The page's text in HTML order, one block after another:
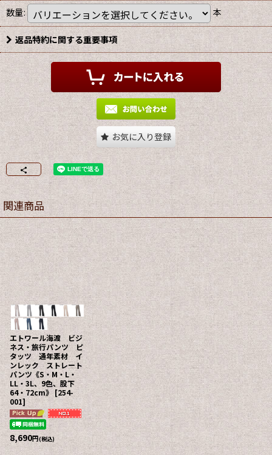
数量: 本
返品特約に関する重要事項
お気に入り登録
関連商品
エトワール海渡 ビジ
ネス・旅行パンツ ピ
タッツ 通年素材 イ
ンレック ストレート
パンツ《S・M・L・
LL・3L、9色、股下
64・72cm》 [254-
001]
8,690円(税込)